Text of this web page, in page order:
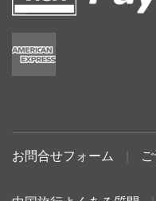
お問合せフォーム